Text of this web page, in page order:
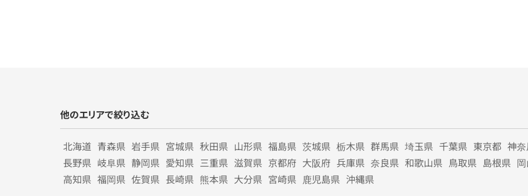
他のエリアで絞り込む
北海道 青森県 岩手県 宮城県 秋田県 山形県 福島県 茨城県 栃木県 群馬県 埼玉県 千葉県 東京都 神
長野県 岐阜県 静岡県 愛知県 三重県 滋賀県 京都府 大阪府 兵庫県 奈良県 和歌山県 鳥取県 島根県
高知県 福岡県 佐賀県 長崎県 熊本県 大分県 宮崎県 鹿児島県 沖縄県